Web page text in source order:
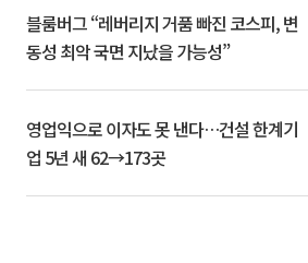
블룸버그 “레버리지 거품 빠진 코스피, 변
동성 최악 국면 지났을 가능성”
영업익으로 이자도 못 낸다…건설 한계기
업 5년 새 62→173곳